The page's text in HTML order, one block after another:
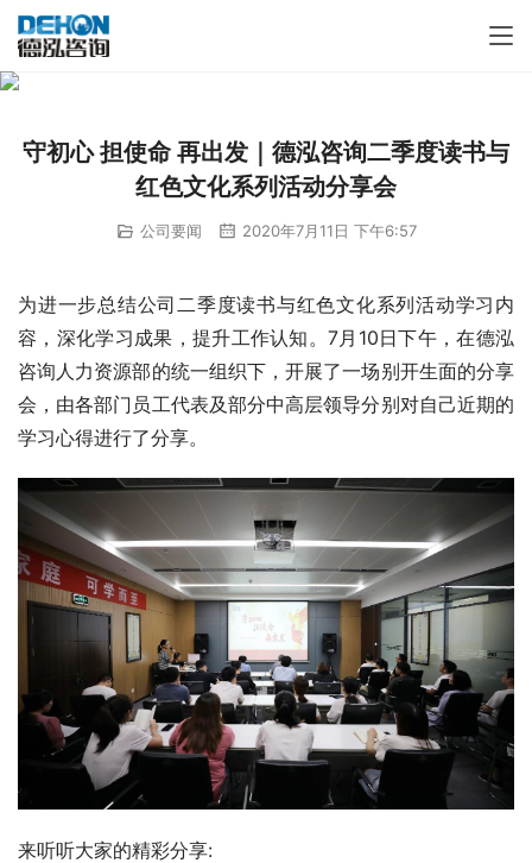
守初心 担使命 再出发｜德泓咨询二季度读书与
红色文化系列活动分享会
公司要闻 2020年7月11日 下午6:57
为进一步总结公司二季度读书与红色文化系列活动学习内
容，深化学习成果，提升工作认知。7月10日下午，在德泓
咨询人力资源部的统一组织下，开展了一场别开生面的分享
会，由各部门员工代表及部分中高层领导分别对自己近期的
学习心得进行了分享。
来听听大家的精彩分享: